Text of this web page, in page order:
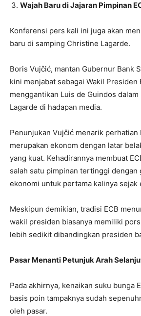
Wajah Baru di Jajaran Pimpinan
Konferensi pers kali ini juga akan
baru di samping Christine Lagarde.
Boris Vujčić, mantan Gubernur Bank
kini menjabat sebagai Wakil Presiden
menggantikan Luis de Guindos
Lagarde di hadapan media.
Penunjukan Vujčić menarik perhatian
merupakan ekonom dengan latar
yang kuat. Kehadirannya membuat
salah satu pimpinan tertinggi dengan
ekonomi untuk pertama kalinya sejak
Meskipun demikian, tradisi ECB
wakil presiden biasanya memiliki
lebih sedikit dibandingkan presiden
Pasar Menanti Petunjuk Arah
Pada akhirnya, kenaikan suku bunga
basis poin tampaknya sudah
oleh pasar.